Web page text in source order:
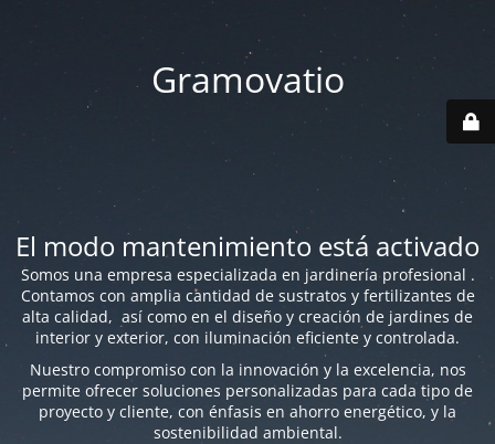
Gramovatio
El modo mantenimiento está activado
Somos una empresa especializada en jardinería profesional .
Contamos con amplia cantidad de sustratos y fertilizantes de
alta calidad, así como en el diseño y creación de jardines de
interior y exterior, con iluminación eficiente y controlada.
Nuestro compromiso con la innovación y la excelencia, nos
permite ofrecer soluciones personalizadas para cada tipo de
proyecto y cliente, con énfasis en ahorro energético, y la
sostenibilidad ambiental.